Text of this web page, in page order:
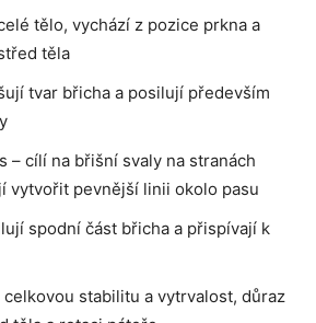
tělo, vychází z pozice prkna a
těla
tvar břicha a posilují především
– cílí na břišní svaly na stranách
vytvořit pevnější linii okolo pasu
spodní část břicha a přispívají k
stabilitu a vytrvalost, důraz